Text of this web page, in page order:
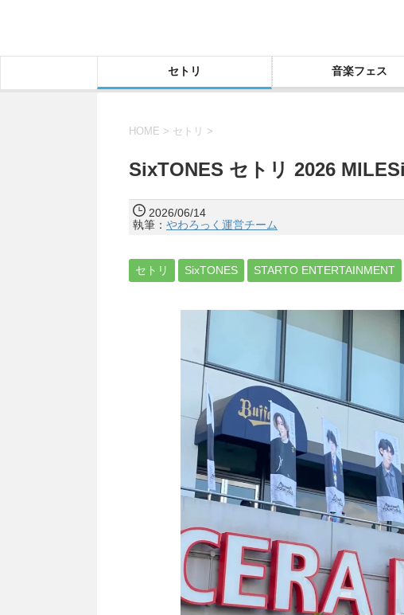
セトリ 音楽フェス
HOME > セトリ >
SixTONES セトリ 2026
2026/06/14
執筆： やわろっく運営チーム
セトリ SixTONES STARTO ENTERTAINMENT